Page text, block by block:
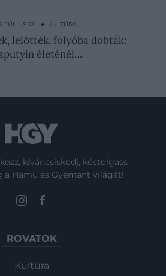
őket a…
JÚLIUS 12. ● KULTÚRA
lelőtték, folyóba dobták:
életénél…
kíváncsiskodj, kóstolgass
a Hamu és Gyémánt világát!
ROVATOK
Kultúra